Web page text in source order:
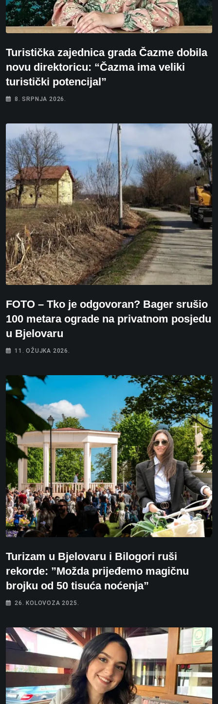
Turistička zajednica grada Čazme dobila
novu direktoricu: “Čazma ima veliki
turistički potencijal”
8. SRPNJA 2026.
FOTO – Tko je odgovoran? Bager srušio
100 metara ograde na privatnom posjedu
u Bjelovaru
11. OŽUJKA 2026.
Turizam u Bjelovaru i Bilogori ruši
rekorde: ”Možda prijeđemo magičnu
brojku od 50 tisuća noćenja”
26. KOLOVOZA 2025.